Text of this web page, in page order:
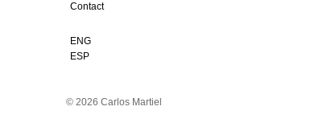
Contact
ENG
ESP
© 2026 Carlos Martiel